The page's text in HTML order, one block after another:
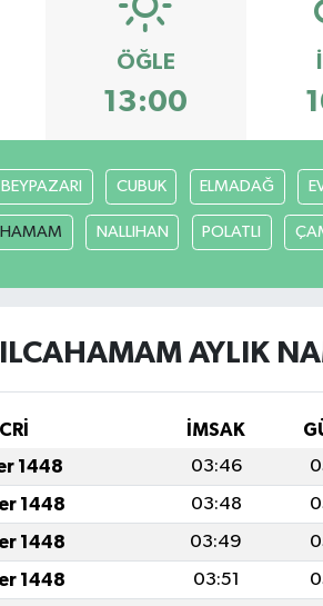
ÖĞLE
13:00
BEYPAZARI CUBUK ELMADAĞ
NALLIHAN POLATLI
AYLIK
İMSAK
1448 03:46
1448 03:48
1448 03:49
1448 03:51